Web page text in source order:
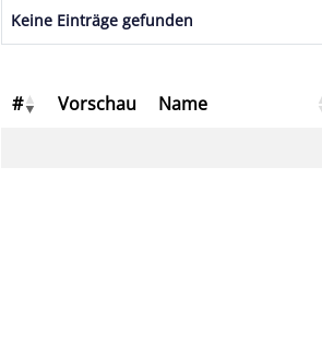
Keine Einträge gefunden
# Vorschau Name